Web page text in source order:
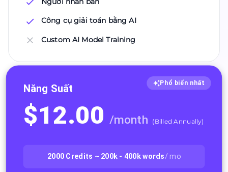
Công cụ giải toán bằng AI
Custom AI Model Training
Phổ biến nhất
Năng Suất
$12.00 /month (Billed Annually)
2000 Credits ~ 200k - 400kwords/ mo